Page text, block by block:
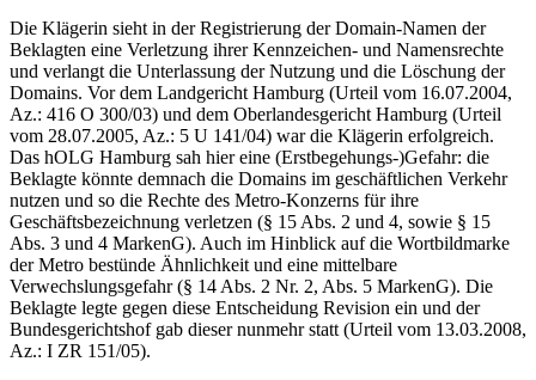
Die Klägerin sieht in der Registrierung der Domain-Namen der
Beklagten eine Verletzung ihrer Kennzeichen- und Namensrechte
und verlangt die Unterlassung der Nutzung und die Löschung der
Domains. Vor dem Landgericht Hamburg (Urteil vom 16.07.2004,
Az.: 416 O 300/03) und dem Oberlandesgericht Hamburg (Urteil
vom 28.07.2005, Az.: 5 U 141/04) war die Klägerin erfolgreich.
Das hOLG Hamburg sah hier eine (Erstbegehungs-)Gefahr: die
Beklagte könnte demnach die Domains im geschäftlichen Verkehr
nutzen und so die Rechte des Metro-Konzerns für ihre
Geschäftsbezeichnung verletzen (§ 15 Abs. 2 und 4, sowie § 15
Abs. 3 und 4 MarkenG). Auch im Hinblick auf die Wortbildmarke
der Metro bestünde Ähnlichkeit und eine mittelbare
Verwechslungsgefahr (§ 14 Abs. 2 Nr. 2, Abs. 5 MarkenG). Die
Beklagte legte gegen diese Entscheidung Revision ein und der
Bundesgerichtshof gab dieser nunmehr statt (Urteil vom 13.03.2008,
Az.: I ZR 151/05).